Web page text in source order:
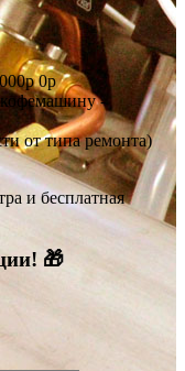
0р
-
от типа ремонта)
и бесплатная
🎁